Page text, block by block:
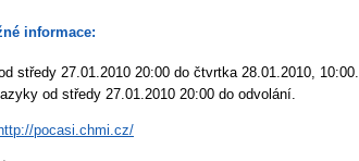
informace:
středy 27.01.2010 20:00 do čtvrtka 28.01.2010, 10:00.
od středy 27.01.2010 20:00 do odvolání.
http://pocasi.chmi.cz/